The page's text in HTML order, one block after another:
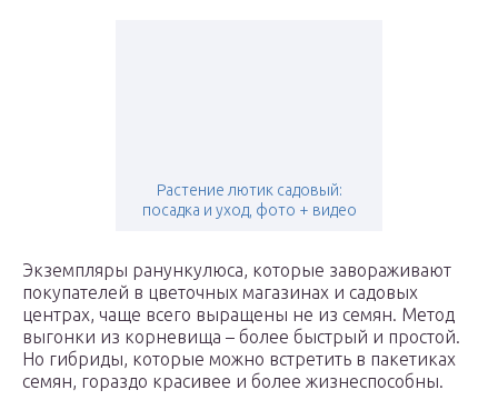
Растение лютик садовый:
посадка и уход, фото + видео
Экземпляры ранункулюса, которые завораживают
покупателей в цветочных магазинах и садовых
центрах, чаще всего выращены не из семян. Метод
выгонки из корневища – более быстрый и простой.
Но гибриды, которые можно встретить в пакетиках
семян, гораздо красивее и более жизнеспособны.